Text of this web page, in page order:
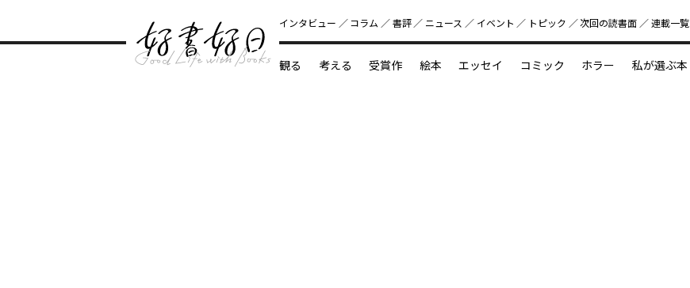
好書好日
インタビュー コラム 書評 ニュース イベント トピック 次回の読書⾯ 連載一覧
観る 考える 受賞作 絵本 エッセイ コミック ホラー 私が選ぶ本